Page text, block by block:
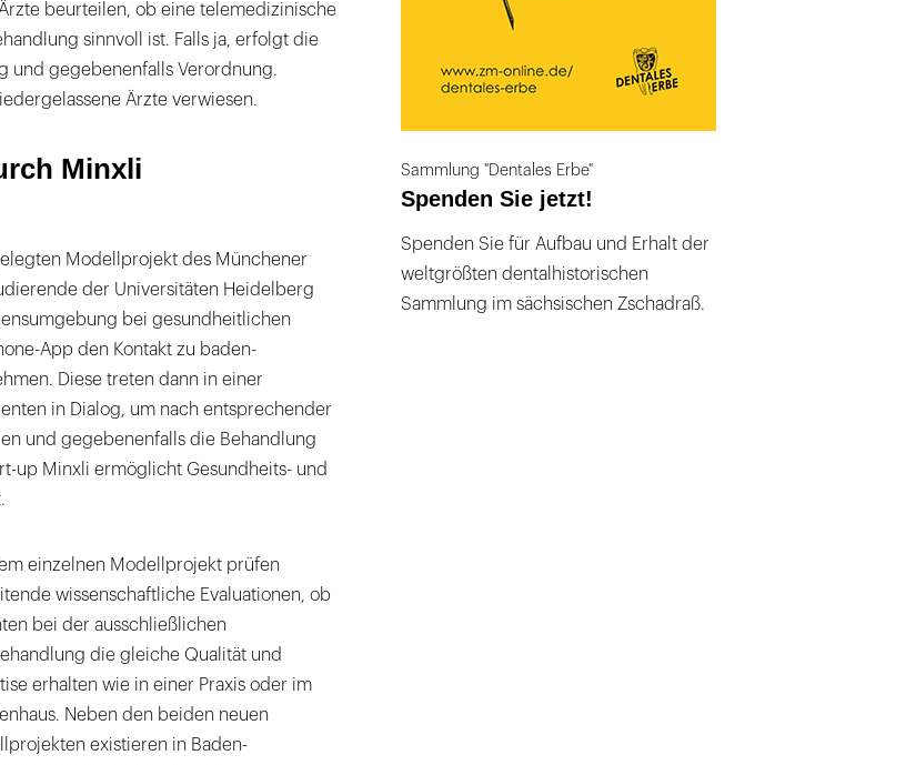
beurteilen, ob eine telemedizinische
sinnvoll ist. Falls ja, erfolgt die
und gegebenenfalls Verordnung.
Ärzte verwiesen.
Minxli
Modellprojekt des Münchener
der Universitäten Heidelberg
bei gesundheitlichen
App den Kontakt zu baden-
Diese treten dann in einer
in Dialog, um nach entsprechender
und gegebenenfalls die Behandlung
up Minxli ermöglicht Gesundheits- und
einzelnen Modellprojekt prüfen
wissenschaftliche Evaluationen, ob
bei der ausschließlichen
die gleiche Qualität und
erhalten wie in einer Praxis oder im
Neben den beiden neuen
existieren in Baden-
Sammlung "Dentales Erbe"
Spenden Sie jetzt!
Spenden Sie für Aufbau und Erhalt der
weltgrößten dentalhistorischen
Sammlung im sächsischen Zschadraß.